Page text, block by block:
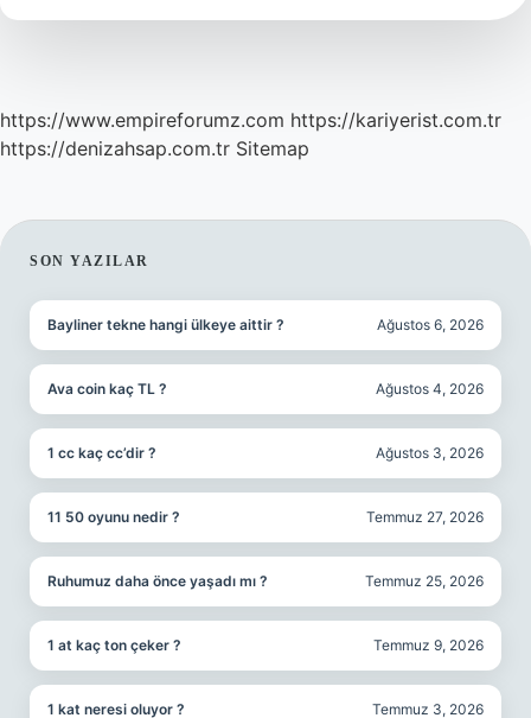
edilir
https://www.empireforumz.com https://kariyerist.com.tr
https://denizahsap.com.tr Sitemap
SIDEBAR
SON YAZILAR
Bayliner tekne hangi ülkeye aittir ? Ağustos 6, 2026
Ava coin kaç TL ? Ağustos 4, 2026
1 cc kaç cc’dir ? Ağustos 3, 2026
11 50 oyunu nedir ? Temmuz 27, 2026
Ruhumuz daha önce yaşadı mı ? Temmuz 25, 2026
1 at kaç ton çeker ? Temmuz 9, 2026
1 kat neresi oluyor ? Temmuz 3, 2026